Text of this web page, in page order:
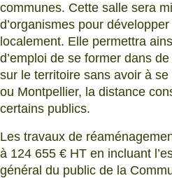
communes. Cette salle sera
d’organismes pour
localement. Elle permettra
d’emploi de se former dans
sur le territoire sans avoir à
ou Montpellier, la distance
certains publics.
Les travaux de
à 124 655 € HT en incluant
général du public de la